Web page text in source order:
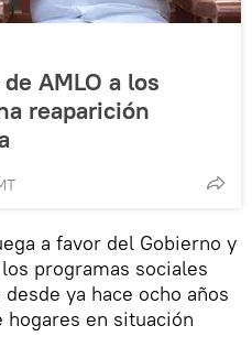
AMLO a los
reaparición
a favor del Gobierno y
programas sociales
ya hace ocho años
en situación